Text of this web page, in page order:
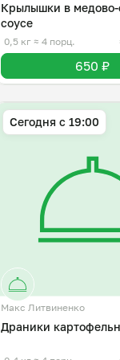
Крылышки в медово-
соусе
0,5 кг≈ 4 порц.
650 ₽
Сегодня с 19:00
Макс Литвиненко
Драники